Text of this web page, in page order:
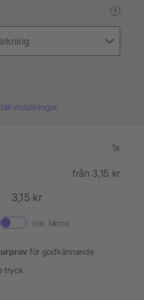
?
inställningar
1x
från 3,15 kr
3,15 kr
Inkl. Moms
för godkännande
tryck